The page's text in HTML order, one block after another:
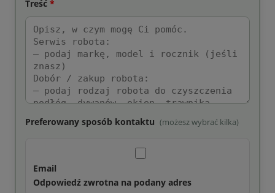
Treść *
Preferowany sposób kontaktu (możesz wybrać kilka)
Email
Odpowiedź zwrotna na podany adres